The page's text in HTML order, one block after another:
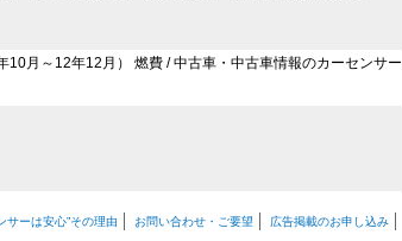
10月～12年12月） 燃費 / 中古車・中古車情報のカーセンサー
サーは安心”その理由 お問い合わせ・ご要望 広告掲載のお申し込み